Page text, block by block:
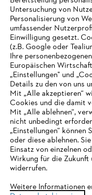
Unternehmen
Online Shop
Service
IHR
eine optimale Nutzung
Untersuchung von
Personalisierung von
umfassender
Einwilligung gesetzt.
(z.B. Google oder
Ihre
Europäischen
„Einstellungen" und
Details zu den von uns
Mit „Alle akzeptieren“
Cookies und die damit
Mit „Alle ablehnen“,
nicht unbedingt
„Einstellungen“ können
oder diese ablehnen.
Einsatz von einzelnen
Wirkung für die Zukunft
widerrufen.
Weitere Informationen